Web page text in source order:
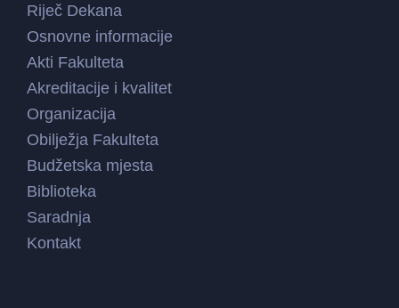
Riječ Dekana
Osnovne informacije
Akti Fakulteta
Akreditacije i kvalitet
Organizacija
Obilježja Fakulteta
Budžetska mjesta
Biblioteka
Saradnja
Kontakt